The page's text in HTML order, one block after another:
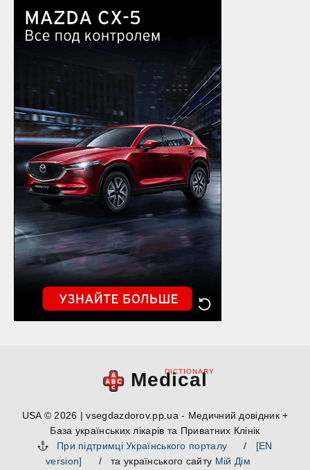
Medical
DICTIONARY
USA © 2026 | vsegdazdorov.pp.ua - Медичний довідник +
База українських лікарів та Приватних Клінік
При підтримці Українського порталу
/ [EN
version]
/ та українського сайту Мій Дім